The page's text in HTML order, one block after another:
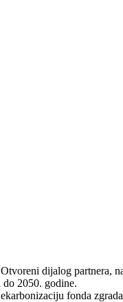
dijalog
2050. godine.
fonda